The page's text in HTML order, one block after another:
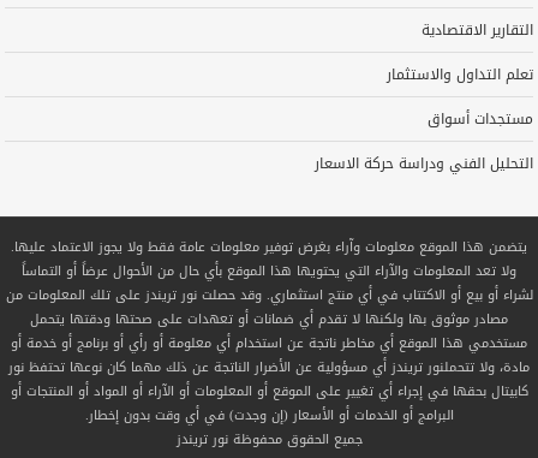
التقارير الاقتصادية
تعلم التداول والاستثمار
مستجدات أسواق
التحليل الفني ودراسة حركة الاسعار
يتضمن هذا الموقع معلومات وآراء بغرض توفير معلومات عامة فقط ولا يجوز الاعتماد عليها.
ولا تعد المعلومات والآراء التي يحتويها هذا الموقع بأي حال من الأحوال عرضاً أو التماساً
لشراء أو بيع أو الاكتتاب في أي منتج استثماري. وقد حصلت نور تريندز على تلك المعلومات من
مصادر موثوق بها ولكنها لا تقدم أي ضمانات أو تعهدات على صحتها ودقتها يتحمل
مستخدمي هذا الموقع أي مخاطر ناتجة عن استخدام أي معلومة أو رأي أو برنامج أو خدمة أو
مادة، ولا تتحملنور تريندز أي مسؤولية عن الأضرار الناتجة عن ذلك مهما كان نوعها تحتفظ نور
كابيتال بحقها في إجراء أي تغيير على الموقع أو المعلومات أو الآراء أو المواد أو المنتجات أو
البرامج أو الخدمات أو الأسعار (إن وجدت) في أي وقت بدون إخطار.
جميع الحقوق محفوظةنور تريندز